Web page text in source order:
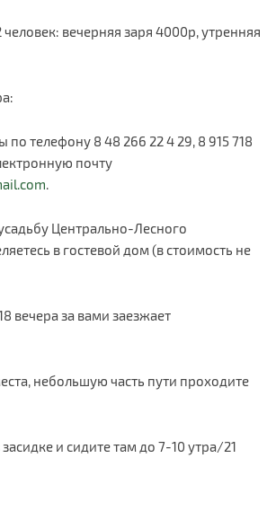
вечерняя заря 4000р, утренняя
по телефону 8 48 266 22 4 29, 8 915 718
почту
.
Центрально-Лесного
в гостевой дом (в стоимость не
вечера за вами заезжает
небольшую часть пути проходите
засидке и сидите там до 7-10 утра/21